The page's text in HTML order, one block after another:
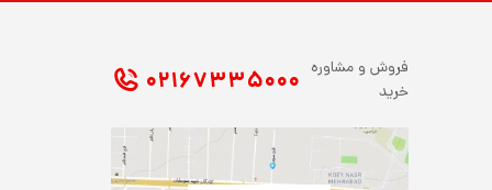
فروش و مشاوره
خرید
۰۲۱ ۶۷۳۳۵۰۰۰